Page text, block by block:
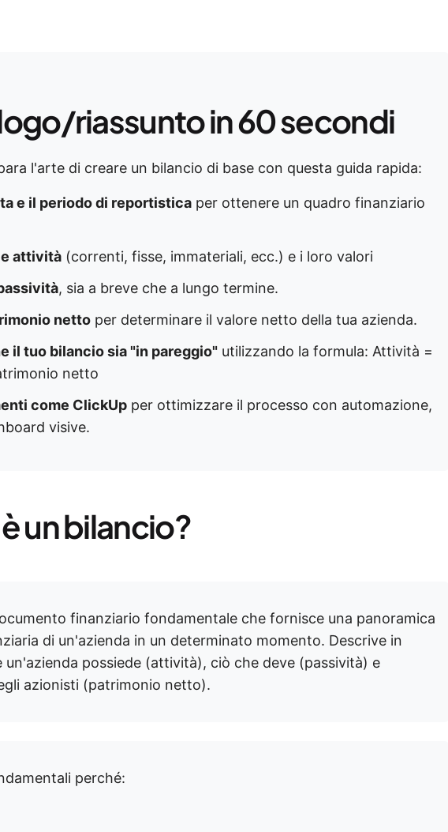
riassunto in 60 secondi
l'arte di creare un bilancio di base con questa guida rapida:
e il periodo di reportistica per ottenere un quadro finanziario
attività (correnti, fisse, immateriali, ecc.) e i loro valori
, sia a breve che a lungo termine.
netto per determinare il valore netto della tua azienda.
il tuo bilancio sia "in pareggio" utilizzando la formula: Attività =
netto
come ClickUp per ottimizzare il processo con automazione,
visive.
un bilancio?
finanziario fondamentale che fornisce una panoramica
di un'azienda in un determinato momento. Descrive in
un'azienda possiede (attività), ciò che deve (passività) e
azionisti (patrimonio netto).
perché: